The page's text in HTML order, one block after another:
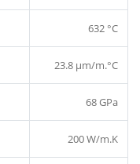
632 °C
23.8 µm/m.°C
68 GPa
200 W/m.K